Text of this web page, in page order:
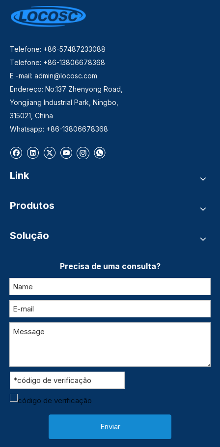
Telefone: +86-57487233088
Telefone: +86-13806678368
E -mail: admin@locosc.com
Endereço: No.137 Zhenyong Road,
Yongjiang Industrial Park, Ningbo,
315021, China
Whatsapp: +86-13806678368
Link
Produtos
Solução
Precisa de uma consulta?
Enviar